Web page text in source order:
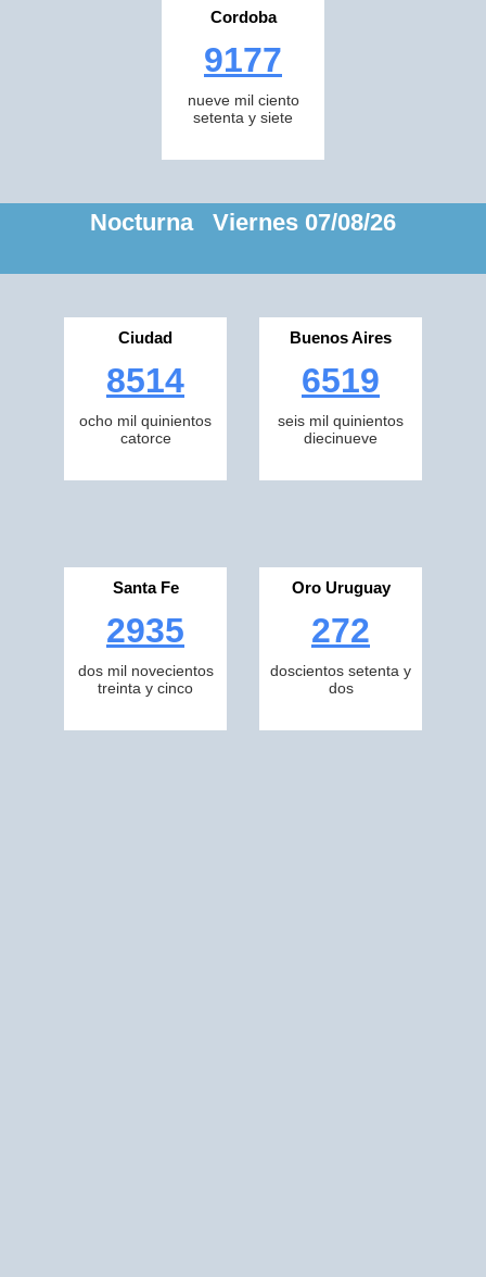
Cordoba
9177
nueve mil ciento
setenta y siete
Nocturna Viernes 07/08/26
Ciudad
8514
ocho mil quinientos
catorce
Buenos Aires
6519
seis mil quinientos
diecinueve
Santa Fe
2935
dos mil novecientos
treinta y cinco
Oro Uruguay
272
doscientos setenta y
dos